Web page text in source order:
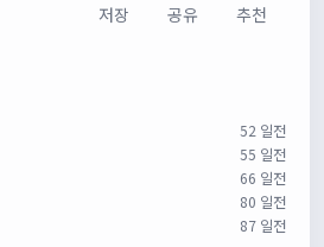
저장 공유 추천
52 일전
55 일전
66 일전
80 일전
87 일전